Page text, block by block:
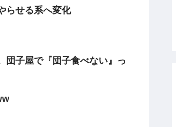
らせる系へ変化
団子屋で『団子食べない』っ